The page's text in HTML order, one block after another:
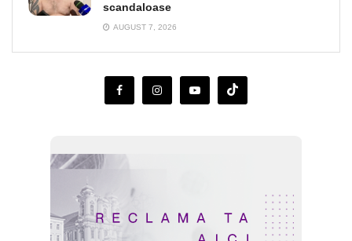
scandaloase
AUGUST 7, 2026